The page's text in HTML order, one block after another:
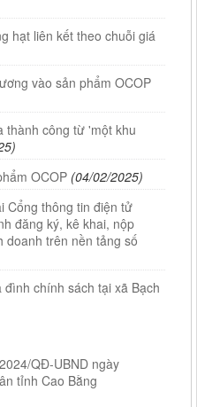
hạt liên kết theo chuỗi giá
vào sản phẩm OCOP
thành công từ 'một khu
OCOP (04/02/2025)
Cổng thông tin điện tử
đăng ký, kê khai, nộp
trên nền tảng số
chính sách tại xã Bạch
QĐ-UBND ngày
tỉnh Cao Bằng